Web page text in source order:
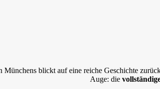
Münchens blickt auf eine reiche Geschichte
Auge: die